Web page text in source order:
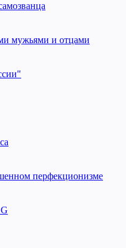
мужьями и отцами
перфекционизме